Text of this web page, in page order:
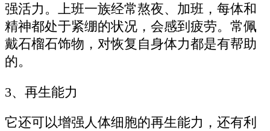
强活力。上班一族经常熬夜、加班，每体和
精神都处于紧绷的状况，会感到疲劳。常佩
戴石榴石饰物，对恢复自身体力都是有帮助
的。
3、再生能力
它还可以增强人体细胞的再生能力，还有利